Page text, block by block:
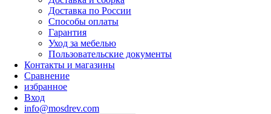
Доставка по России
Способы оплаты
Гарантия
Уход за мебелью
Пользовательские документы
Контакты и магазины
Сравнение
избранное
Вход
info@mosdrev.com